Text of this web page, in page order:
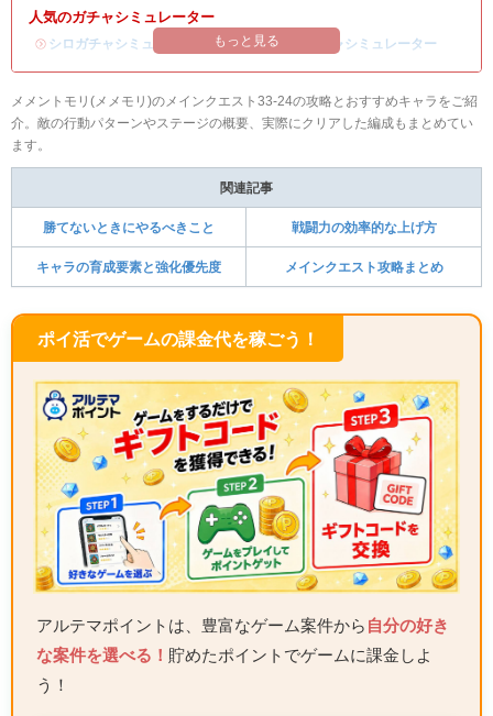
人気のガチャシミュレーター
・ シロガチャシミュレーター /コルディ(団長)ガチャシミュレーター
もっと見る
メメントモリ(メメモリ)のメインクエスト33-24の攻略とおすすめキャラをご紹
介。敵の行動パターンやステージの概要、実際にクリアした編成もまとめてい
ます。
関連記事
勝てないときにやるべきこと 戦闘力の効率的な上げ方
キャラの育成要素と強化優先度 メインクエスト攻略まとめ
ポイ活でゲームの課金代を稼ごう！
アルテマポイントは、豊富なゲーム案件から 自分の好き
な案件を選べる！ 貯めたポイントでゲームに課金しよ
う！